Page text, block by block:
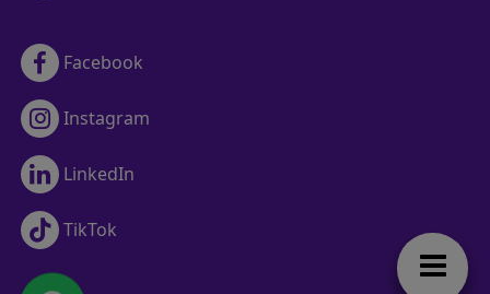
Facebook
Instagram
LinkedIn
TikTok